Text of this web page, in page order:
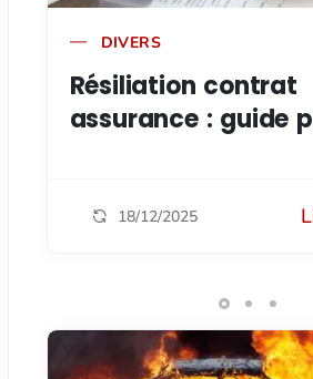
DIVERS
Résiliation contrat
assurance : guide
18/12/2025